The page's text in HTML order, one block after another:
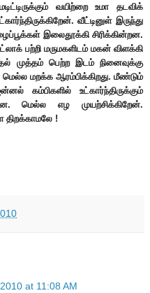
வயிற்றை உமா தடவிக்
வீட்டினுள் இருந்து
இலைதூக்கி சிரிக்கின்றன.
பற்றி மருமகளிடம் மகன் விளக்கி
முத்தம் பெற்ற இடம் நினைவுக்கு
மறக்க ஆரம்பிக்கிறது. மீண்டும்
கம்பிகளில் உட்கார்ந்திருக்கும்
மெல்ல எழ முயற்சிக்கிறேன்.
!
at 11:08 AM